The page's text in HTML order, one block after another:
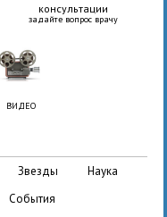
консультации
задайте вопрос врачу
ВИДЕО
звезды
наука
события